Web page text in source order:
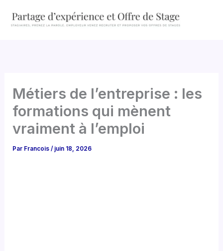
Métiers de l’entreprise : les
formations qui mènent
vraiment à l’emploi
Par Francois/ juin 18, 2026